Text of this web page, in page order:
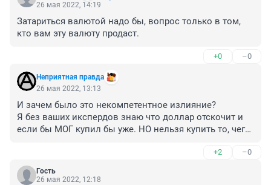
26 мая 2022, 14:19
Затариться валютой надо бы, вопрос только в том,
кто вам эту валюту продаст.
+0 –0
Неприятная правда
26 мая 2022, 13:13
И зачем было это некомпетентное излияние?
Я без ваших икспердов знаю что доллар отскочит и
если бы МОГ купил бы уже. НО нельзя купить то, чего
населения купить наличные - сказки про можете
купить то,что принесли в кассу, рассказывайте
американским морским пехотинцам. Если и как
+2 –0
Гость
26 мая 2022, 12:18